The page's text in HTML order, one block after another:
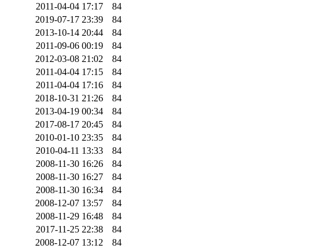
2011-04-04 17:17
84
2019-07-17 23:39
84
2013-10-14 20:44
84
2011-09-06 00:19
84
2012-03-08 21:02
84
2011-04-04 17:15
84
2011-04-04 17:16
84
2018-10-31 21:26
84
2013-04-19 00:34
84
2017-08-17 20:45
84
2010-01-10 23:35
84
2010-04-11 13:33
84
2008-11-30 16:26
84
2008-11-30 16:27
84
2008-11-30 16:34
84
2008-12-07 13:57
84
2008-11-29 16:48
84
2017-11-25 22:38
84
2008-12-07 13:12
84